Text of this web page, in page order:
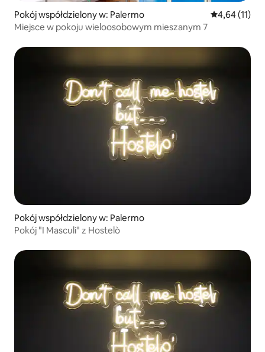
Pokój współdzielony w: Palermo Średnia
4,64 (11)
Miejsce w pokoju wieloosobowym mieszanym 7
Pokój współdzielony w: Palermo
Pokój "I Masculi" z Hostelò